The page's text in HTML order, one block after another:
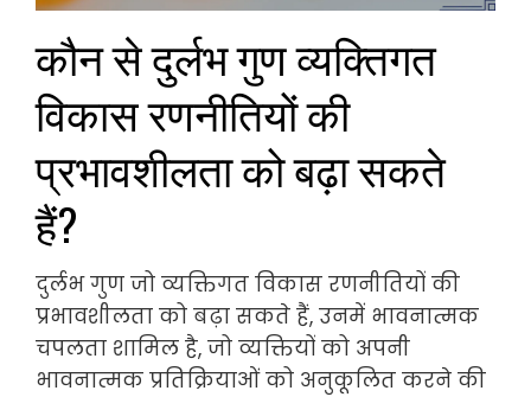
कौन से दुर्लभ गुण व्यक्तिगत
विकास रणनीतियों की
प्रभावशीलता को बढ़ा सकते
हैं?
दुर्लभ गुण जो व्यक्तिगत विकास रणनीतियों की
प्रभावशीलता को बढ़ा सकते हैं, उनमें भावनात्मक
चपलता शामिल है, जो व्यक्तियों को अपनी
भावनात्मक प्रतिक्रियाओं को अनुकूलित करने की